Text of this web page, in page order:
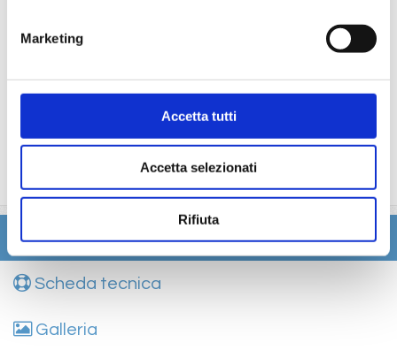
Marketing
Accetta tutti
Accetta selezionati
Rifiuta
La quota non comprende
Le quote di servizio (mance), le bevande, le escursioni a
terra nel corso della crociera, Assicurazione multirischi.
Le quote di servizio altri servizi (parrucchiere, massaggi,
Itinerario
Scheda tecnica
Galleria